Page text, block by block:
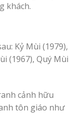
khách.
Kỷ Mùi (1979),
(1967), Quý Mùi
cảnh hữu
tôn giáo như